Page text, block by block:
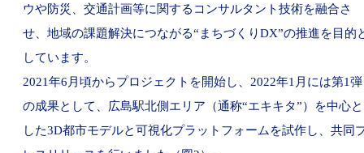
ウや防災、交通計画等に関するコンサルタント技術を融合さ
せ、地域の課題解決につながる“まちづくりDX”の推進を目的
しています。
2021年6月頃からプロジェクトを開始し、2022年1月には第1弾
の成果として、広島駅北側エリア（通称“エキキタ”）を中心と
した3D都市モデルと可視化プラットフォームを試作し、共同